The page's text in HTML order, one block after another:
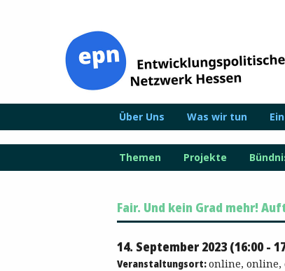
Über Uns Was wir tun
Themen Projekte
Fair. Und kein Grad mehr!
14. September 2023 (16:00 -
Veranstaltungsort:online, online,